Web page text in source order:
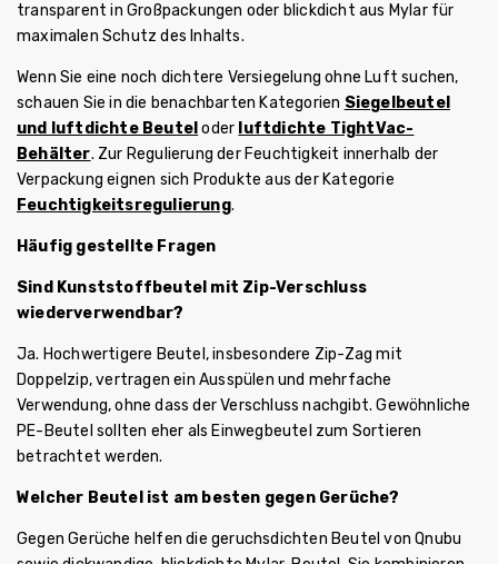
transparent in Großpackungen oder blickdicht aus Mylar für
maximalen Schutz des Inhalts.
Wenn Sie eine noch dichtere Versiegelung ohne Luft suchen,
schauen Sie in die benachbarten Kategorien Siegelbeutel
und luftdichte Beutel oder luftdichte TightVac-
Behälter. Zur Regulierung der Feuchtigkeit innerhalb der
Verpackung eignen sich Produkte aus der Kategorie
Feuchtigkeitsregulierung.
Häufig gestellte Fragen
Sind Kunststoffbeutel mit Zip-Verschluss
wiederverwendbar?
Ja. Hochwertigere Beutel, insbesondere Zip-Zag mit
Doppelzip, vertragen ein Ausspülen und mehrfache
Verwendung, ohne dass der Verschluss nachgibt. Gewöhnliche
PE-Beutel sollten eher als Einwegbeutel zum Sortieren
betrachtet werden.
Welcher Beutel ist am besten gegen Gerüche?
Gegen Gerüche helfen die geruchsdichten Beutel von Qnubu